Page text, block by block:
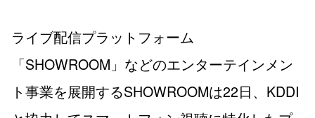
ライブ配信プラットフォーム
「SHOWROOM」などのエンターテインメン
ト事業を展開するSHOWROOMは22日、KDDI